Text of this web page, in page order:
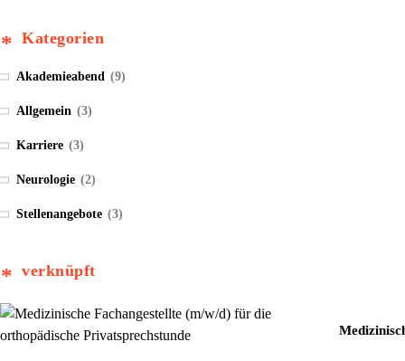
Kategorien
Akademieabend (9)
Allgemein (3)
Karriere (3)
Neurologie (2)
Stellenangebote (3)
verknüpft